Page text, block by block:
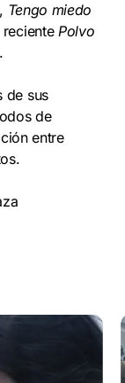
Tengo miedo
Polvo
de sus
de
entre